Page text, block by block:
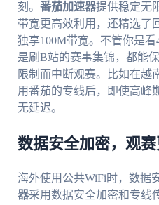
刻。 番茄加速器提供稳定无
带宽更高效利用，还精选了
独享100M带宽。不管你是
是刷B站的赛事集锦，都能
限制而中断观赛。比如在越
用番茄的专线后，即使高峰
无延迟。
数据安全加密，观
海外使用公共WiFi时，数据
器采用数据安全加密和专线